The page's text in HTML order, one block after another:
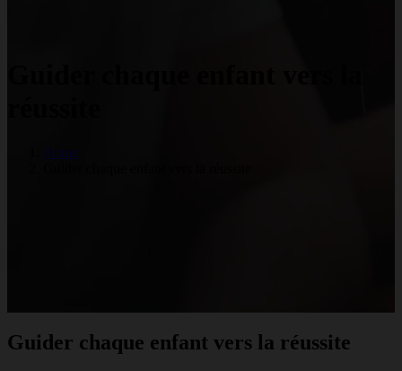
Home
Guider chaque enfant vers la réussite